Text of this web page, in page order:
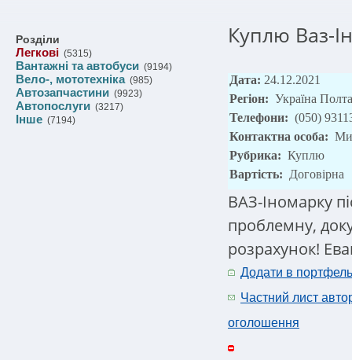
Розділи
Легкові (5315)
Вантажні та автобуси (9194)
Вело-, мототехніка(985)
Автозапчастини (9923)
Автопослуги (3217)
Інше (7194)
Куплю Ваз-
Дата: 24.12.2021
Регіон: Україна
Телефони: (050)
Контактна особа:
Рубрика: Куплю
Вартість: Договірна
ВАЗ-Іномарку
проблемну,
розрахунок!
Додати в портфель
Частний лист
оголошення